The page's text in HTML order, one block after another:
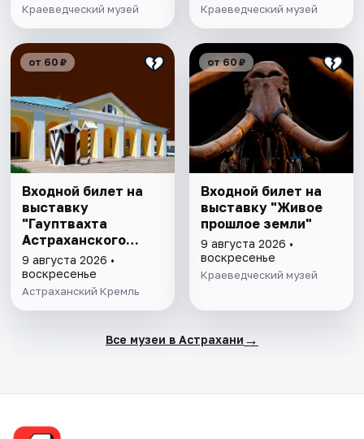
Краеведческий музей Краеведческий музей
от 60 ₽
Входной билет на
выставку
"Гауптвахта
Астраханского
гарнизона. XIX в."
9 августа 2026 •
воскресенье
Астраханский Кремль
от 60 ₽
Входной билет на
выставку "Живое
прошлое земли"
9 августа 2026 •
воскресенье
Краеведческий музей
Все музеи в Астрахани →